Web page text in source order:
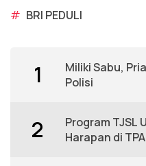
# BRI PEDULI
1
Miliki Sabu,
Polisi
2
Program TJSL
Harapan di